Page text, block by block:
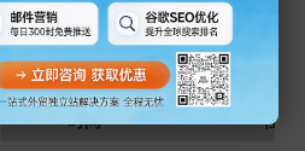
是
时间
任职